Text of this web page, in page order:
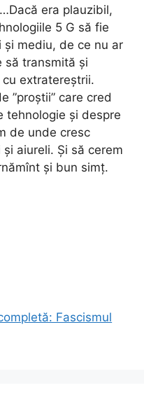
era plauzibil,
5 G să fie
și mediu, de ce nu ar
să transmită și
extratereștrii.
”proștii” care cred
tehnologie și despre
de unde cresc
aiureli. Și să cerem
și bun simț.
Fascismul